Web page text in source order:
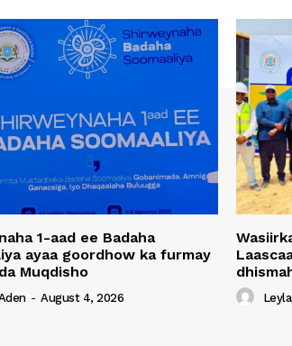
1-aad ee Badaha
ayaa goordhow ka furmay
Muqdisho
- August 4, 2026